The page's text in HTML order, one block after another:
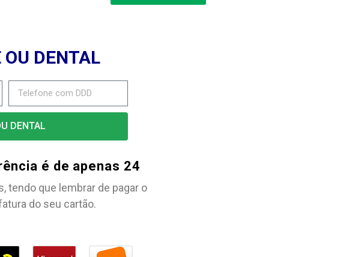
OU DENTAL
DENTAL
é de apenas 24
tendo que lembrar de pagar o
do seu cartão.